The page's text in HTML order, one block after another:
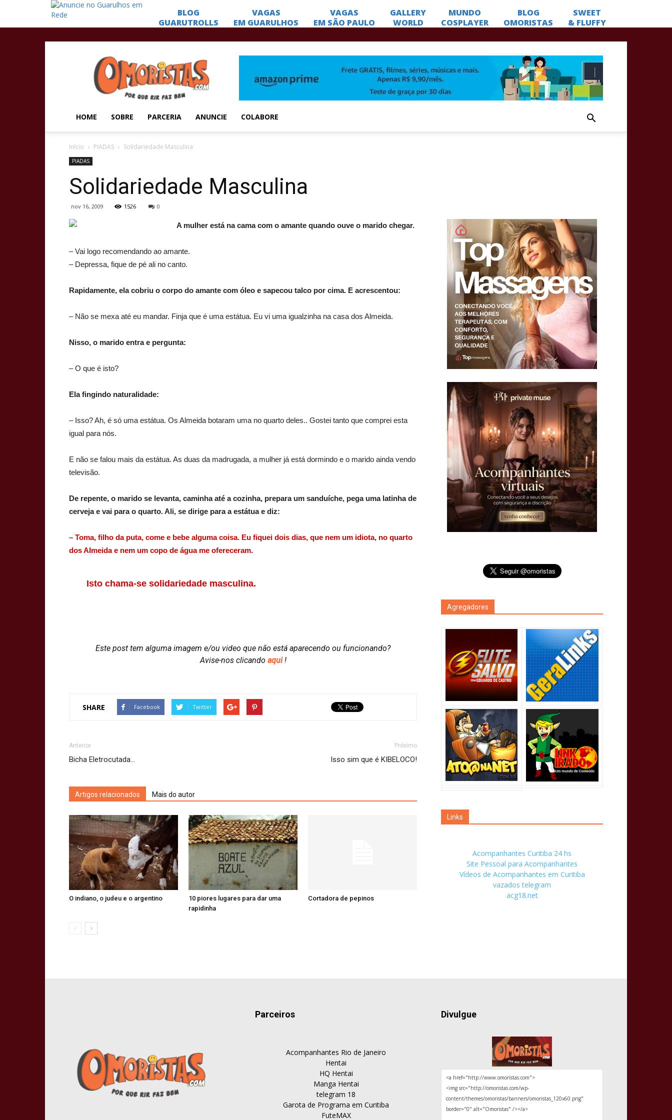
Omoristas
HOME SOBRE PARCERIA ANUNCIE COLABORE
Início PIADAS Solidariedade Masculina
PIADAS
Solidariedade Masculina
nov 16, 2009 1526 0
A mulher está na cama com o amante quando ouve o marido chegar.
– Vai logo recomendando ao amante.
– Depressa, fique de pé ali no canto.
Rapidamente, ela cobriu o corpo do amante com óleo e sapecou talco por cima. E acrescentou:
– Não se mexa até eu mandar. Finja que é uma estátua. Eu vi uma igualzinha na casa dos Almeida.
Nisso, o marido entra e pergunta:
– O que é isto?
Ela fingindo naturalidade:
– Isso? Ah, é só uma estátua. Os Almeida botaram uma no quarto deles.. Gostei tanto que comprei esta
igual para nós.
E não se falou mais da estátua. As duas da madrugada, a mulher já está dormindo e o marido ainda vendo
televisão.
De repente, o marido se levanta, caminha até a cozinha, prepara um sanduíche, pega uma latinha de
cerveja e vai para o quarto. Ali, se dirige para a estátua e diz:
– Toma, filho da puta, come e bebe alguma coisa. Eu fiquei dois dias, que nem um idiota, no quarto
dos Almeida e nem um copo de água me ofereceram.
Isto chama-se solidariedade masculina.
Este post tem alguma imagem e/ou video que não está aparecendo ou funcionando?
Avise-nos clicando aqui!
SHARE Facebook Twitter
Anterior
Bicha Eletrocutada…
Próximo
Isso sim que é KIBELOCO!
Artigos relacionados Mais do autor
O indiano, o judeu e o argentino
10 piores lugares para dar uma
rapidinha
Cortadora de pepinos
Agregadores
Links
Acompanhantes Curitiba 24 hs
Site Pessoal para Acompanhantes
Vídeos de Acompanhantes em Curitiba
vazados telegram
acg18.net
Parceiros
Acompanhantes Rio de Janeiro
Hentai
HQ Hentai
Manga Hentai
telegram 18
Garota de Programa em Curitiba
FuteMAX
Divulgue